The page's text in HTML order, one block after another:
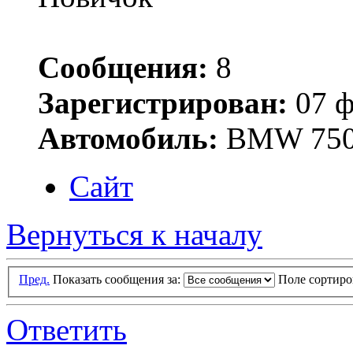
Сообщения: 8
Зарегистрирован: 07
Автомобиль: BMW
Сайт
Вернуться к началу
Пред. Показать сообщения за: Поле
Ответить